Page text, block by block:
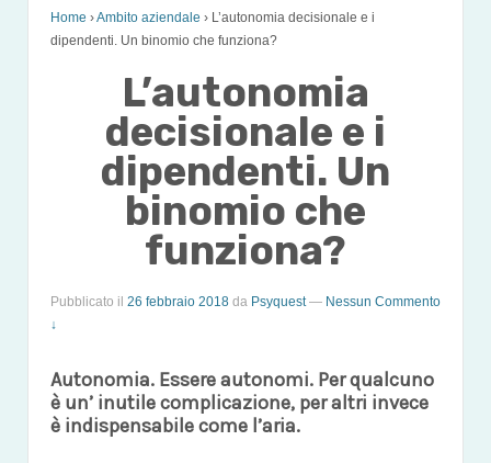
Home ›Ambito aziendale › L’autonomia decisionale e i
dipendenti. Un binomio che funziona?
L’autonomia
decisionale e i
dipendenti. Un
binomio che
funziona?
Pubblicato il 26 febbraio 2018 da Psyquest — Nessun Commento
↓
Autonomia. Essere autonomi. Per qualcuno
è un’ inutile complicazione, per altri invece
è indispensabile come l’aria.